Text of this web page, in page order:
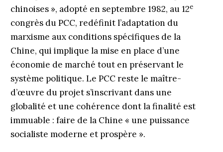
chinoises », adopté en septembre 1982, au 12e
congrès du PCC, redéfinit l’adaptation du
marxisme aux conditions spécifiques de la
Chine, qui implique la mise en place d’une
économie de marché tout en préservant le
système politique. Le PCC reste le maître-
d’œuvre du projet s’inscrivant dans une
globalité et une cohérence dont la finalité est
immuable : faire de la Chine « une puissance
socialiste moderne et prospère ».